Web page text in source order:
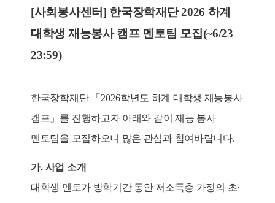
[사회봉사센터] 한국장학재단 2026 하계
대학생 재능봉사 캠프 멘토팀 모집(~6/23
23:59)
한국장학재단 「 2026학년도 하계 대학생 재능봉사
캠프 」 를 진행하고자 아래와 같이 재능 봉사
멘토팀을 모집하오니 많은 관심과 참여바랍니다.
가. 사업 소개
대학생 멘토가 방학기간 동안 저소득층 가정의 초·